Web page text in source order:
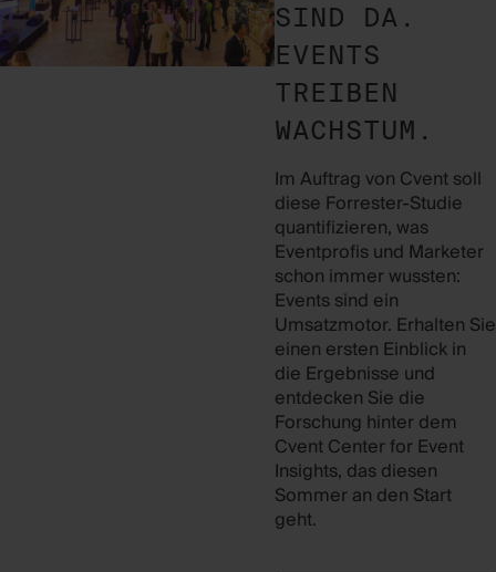
SIND DA.
EVENTS
TREIBEN
WACHSTUM.
Im Auftrag von Cvent soll
diese Forrester-Studie
quantifizieren, was
Eventprofis und Marketer
schon immer wussten:
Events sind ein
Umsatzmotor. Erhalten Sie
einen ersten Einblick in
die Ergebnisse und
entdecken Sie die
Forschung hinter dem
Cvent Center for Event
Insights, das diesen
Sommer an den Start
geht.